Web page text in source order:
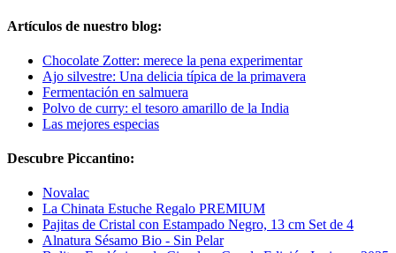
Artículos de nuestro blog:
Chocolate Zotter: merece la pena experimentar
Ajo silvestre: Una delicia típica de la primavera
Fermentación en salmuera
Polvo de curry: el tesoro amarillo de la India
Las mejores especias
Descubre Piccantino:
Novalac
La Chinata Estuche Regalo PREMIUM
Pajitas de Cristal con Estampado Negro, 13 cm Set de 4
Alnatura Sésamo Bio - Sin Pelar